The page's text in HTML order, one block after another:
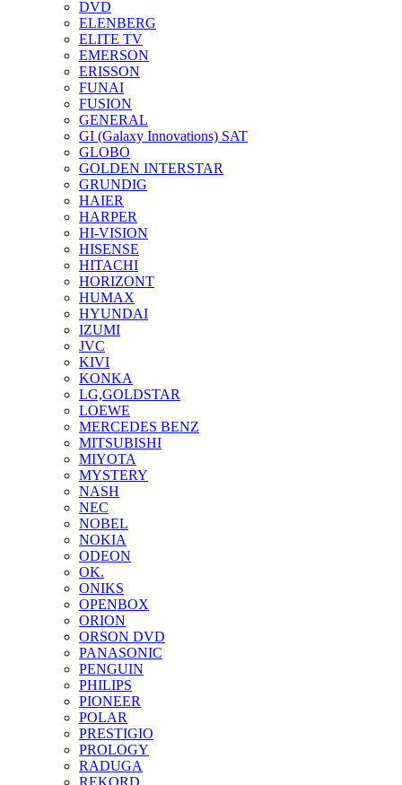
DVD
ELENBERG
ELITE TV
EMERSON
ERISSON
FUNAI
FUSION
GENERAL
GI (Galaxy Innovations) SAT
GLOBO
GOLDEN INTERSTAR
GRUNDIG
HAIER
HARPER
HI-VISION
HISENSE
HITACHI
HORIZONT
HUMAX
HYUNDAI
IZUMI
JVC
KIVI
KONKA
LG,GOLDSTAR
LOEWE
MERCEDES BENZ
MITSUBISHI
MIYOTA
MYSTERY
NASH
NEC
NOBEL
NOKIA
ODEON
OK.
ONIKS
OPENBOX
ORION
ORSON DVD
PANASONIC
PENGUIN
PHILIPS
PIONEER
POLAR
PRESTIGIO
PROLOGY
RADUGA